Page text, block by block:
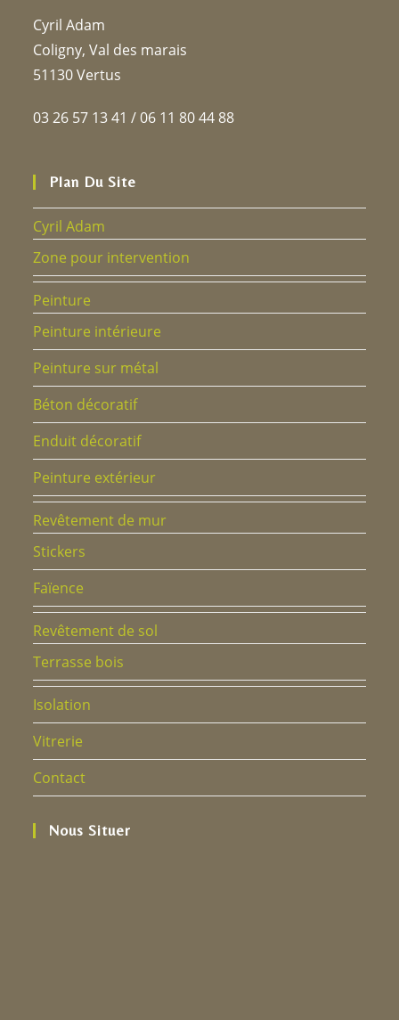
Cyril Adam
Coligny, Val des marais
51130 Vertus
03 26 57 13 41 / 06 11 80 44 88
Plan Du Site
Cyril Adam
Zone pour intervention
Peinture
Peinture intérieure
Peinture sur métal
Béton décoratif
Enduit décoratif
Peinture extérieur
Revêtement de mur
Stickers
Faïence
Revêtement de sol
Terrasse bois
Isolation
Vitrerie
Contact
Nous Situer